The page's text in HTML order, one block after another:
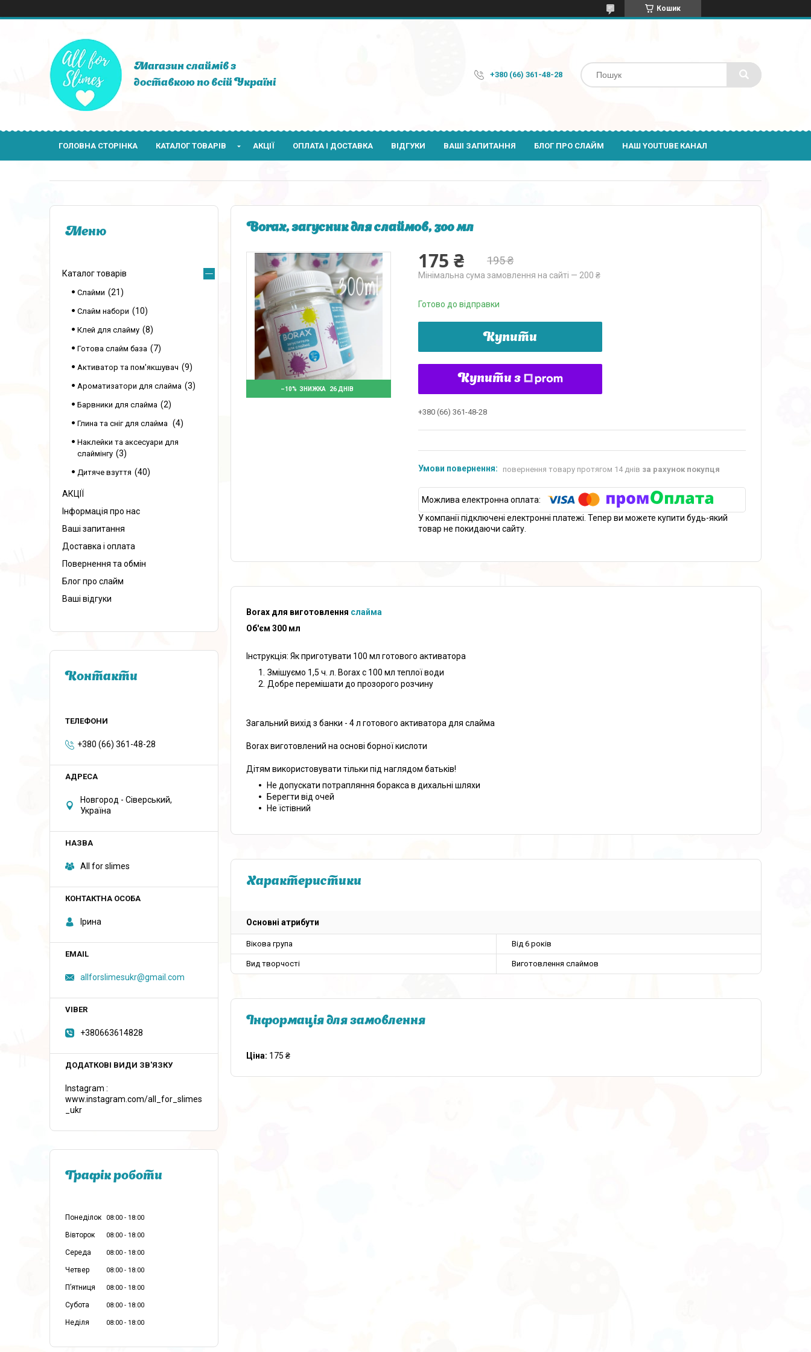
Кошик
Магазин слаймів з
доставкою по всій Україні
+380 (66) 361-48-28
ГОЛОВНА СТОРІНКА КАТАЛОГ ТОВАРІВ АКЦІЇ ОПЛАТА І ДОСТАВКА ВІДГУКИ ВАШІ ЗАПИТАННЯ БЛОГ ПРО СЛАЙМ НАШ YOUTUBE КАНАЛ
Borax, загусник для слаймов, 300 мл
–10% 26 ДНІВ
195 ₴
175 ₴
Мінімальна сума замовлення на сайті — 200 ₴
Готово до відправки
Купити
Купити з
+380 (66) 361-48-28
повернення товару протягом 14 днів за рахунок покупця
У компанії підключені електронні платежі. Тепер ви можете купити будь-який
товар не покидаючи сайту.
Borax для виготовлення слайма
Об'єм 300 мл
Інструкція: Як приготувати 100 мл готового активатора
Змішуємо 1,5 ч. л. Borax c 100 мл теплої води
Добре перемішати до прозорого розчину
Загальний вихід з банки - 4 л готового активатора для слайма
Borax виготовлений на основі борної кислоти
Дітям використовувати тільки під наглядом батьків!
Не допускати потрапляння боракса в дихальні шляхи
Берегти від очей
Не їстівний
Характеристики
Основні атрибути
Вікова група Від 6 років
Вид творчості Виготовлення слаймов
Інформація для замовлення
Ціна: 175 ₴
Каталог товарів
Слайми 21
Слайм набори 10
Клей для слайму 8
Готова слайм база 7
Активатор та пом'якшувач 9
Ароматизатори для слайма 3
Барвники для слайма 2
Глина та сніг для слайма 4
Наклейки та аксесуари для
слаймінгу
3
Дитяче взуття 40
АКЦІЇ
Інформація про нас
Ваші запитання
Доставка і оплата
Повернення та обмін
Блог про слайм
Ваші відгуки
Контакти
+380 (66) 361-48-28
Новгород - Сіверський,
Україна
All for slimes
Ірина
allforslimesukr@gmail.com
+380663614828
Instagram
www.instagram.com/all_for_slimes
_ukr
Графік роботи
Понеділок 08:00 18:00
Вівторок 08:00 18:00
Середа 08:00 18:00
Четвер 08:00 18:00
Пʼятниця 08:00 18:00
Субота 08:00 18:00
Неділя 08:00 18:00